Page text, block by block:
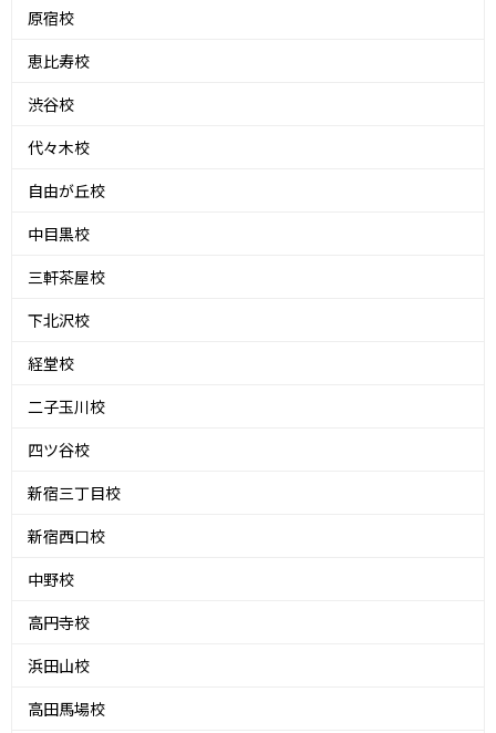
原宿校
恵比寿校
渋谷校
代々木校
自由が丘校
中目黒校
三軒茶屋校
下北沢校
経堂校
二子玉川校
四ツ谷校
新宿三丁目校
新宿西口校
中野校
高円寺校
浜田山校
高田馬場校